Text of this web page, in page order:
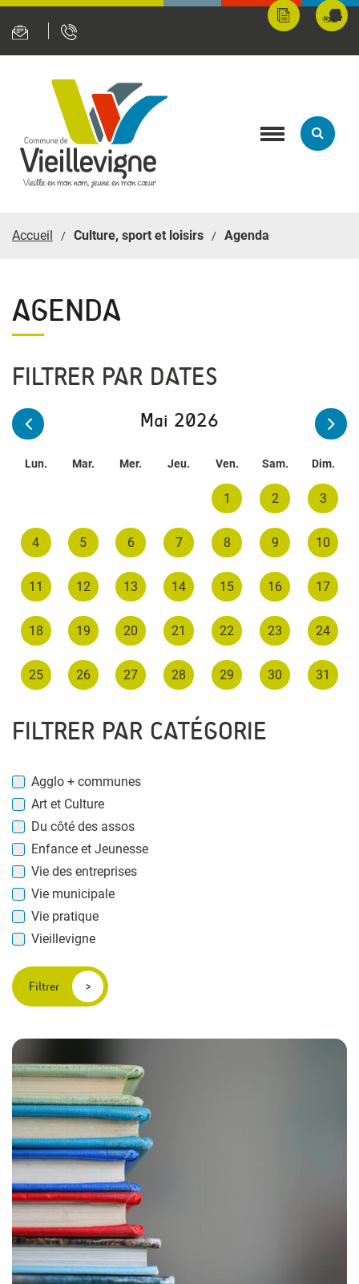
Mes
démarches
Toggle
Accueil Culture, sport et loisirs Agenda
AGENDA
FILTRER PAR DATES
Mai 2026
Lun. Mar. Mer. Jeu. Ven. Sam. Dim.
1 2 3
4 5 6 7 8 9 10
11 12 13 14 15 16 17
18 19 20 21 22 23 24
25 26 27 28 29 30 31
FILTRER PAR CATÉGORIE
Agglo + communes
Art et Culture
Du côté des assos
Enfance et Jeunesse
Vie des entreprises
Vie municipale
Vie pratique
Vieillevigne
Filtrer
Panneau de gestion des cookies